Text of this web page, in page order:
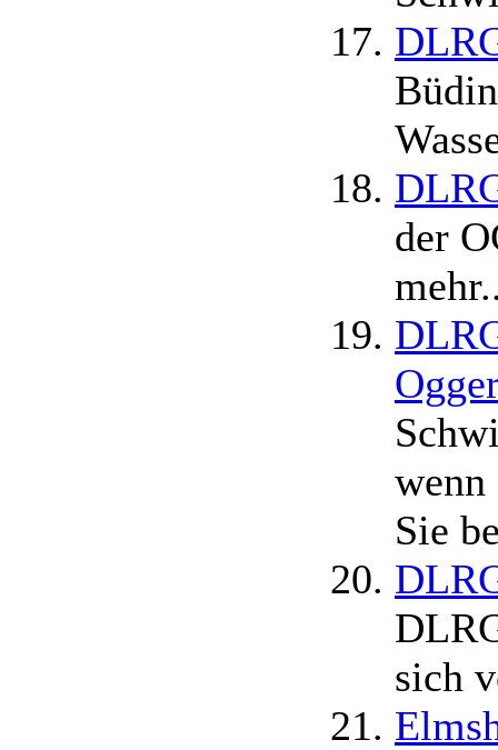
der
wenn
Sie
sich